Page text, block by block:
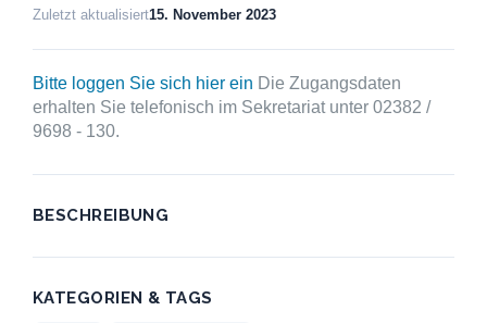
Zuletzt aktualisiert15. November 2023
Bitte loggen Sie sich hier ein Die Zugangsdaten
erhalten Sie telefonisch im Sekretariat unter 02382 /
9698 - 130.
BESCHREIBUNG
KATEGORIEN & TAGS